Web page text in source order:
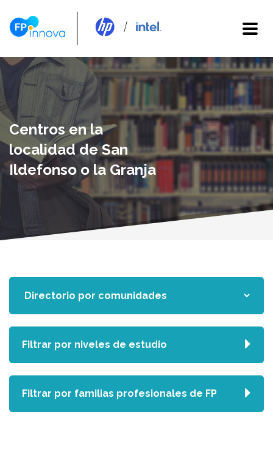
Centros en la
localidad de San
Ildefonso o la Granja
Filtrar por niveles de estudio
Filtrar por familias profesionales de FP